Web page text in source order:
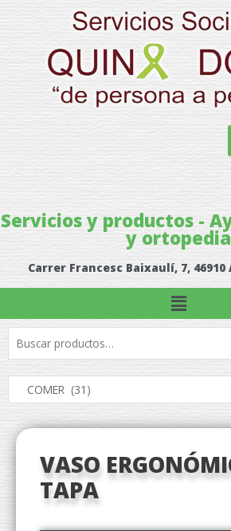
al
contenido
Servicios y productos -
y ortopedia
Carrer Francesc Baixaulí, 7,
Menú
por:
VASO
TAPA